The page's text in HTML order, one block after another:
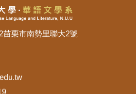
苗栗市南勢里聯大2號